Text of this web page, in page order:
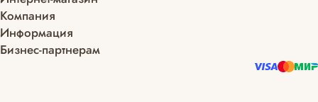
Компания
Информация
Бизнес-партнерам